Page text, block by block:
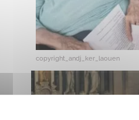
copyright_andj_ker_laouen